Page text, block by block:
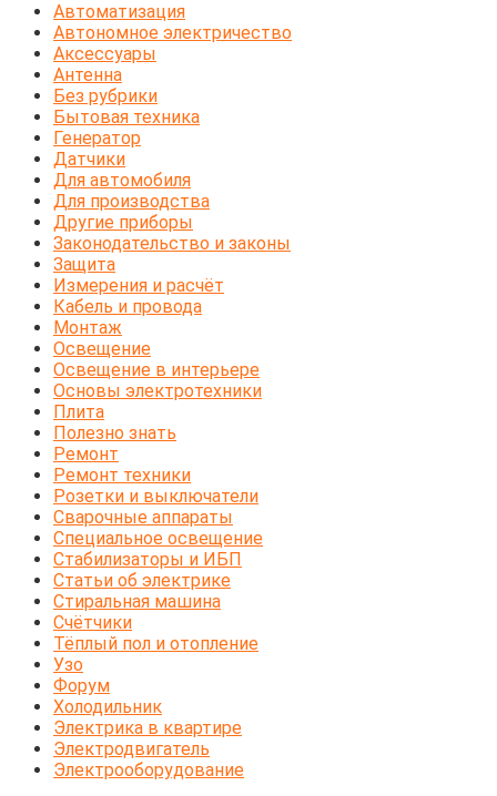
Автоматизация
Автономное электричество
Аксессуары
Антенна
Без рубрики
Бытовая техника
Генератор
Датчики
Для автомобиля
Для производства
Другие приборы
Законодательство и законы
Защита
Измерения и расчёт
Кабель и провода
Монтаж
Освещение
Освещение в интерьере
Основы электротехники
Плита
Полезно знать
Ремонт
Ремонт техники
Розетки и выключатели
Сварочные аппараты
Специальное освещение
Стабилизаторы и ИБП
Статьи об электрике
Стиральная машина
Счётчики
Тёплый пол и отопление
Узо
Форум
Холодильник
Электрика в квартире
Электродвигатель
Электрооборудование